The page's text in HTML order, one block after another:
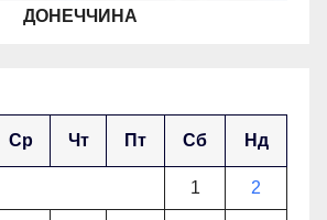
ДОНЕЧЧИНА
Ср Чт Пт Сб Нд
1 2